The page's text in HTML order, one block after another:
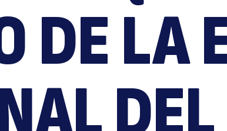
DE LA